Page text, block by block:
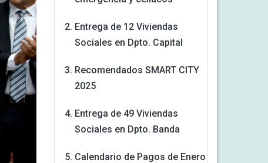
Entrega de 12 Viviendas
Sociales en Dpto. Capital
Recomendados SMART CITY
2025
Entrega de 49 Viviendas
Sociales en Dpto. Banda
Calendario de Pagos de Enero